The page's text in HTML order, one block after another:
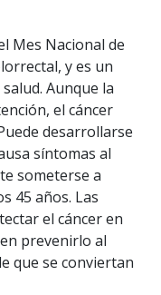
Mes Nacional de
y es un
Aunque la
el cáncer
desarrollarse
síntomas al
someterse a
45 años. Las
el cáncer en
prevenirlo al
que se conviertan